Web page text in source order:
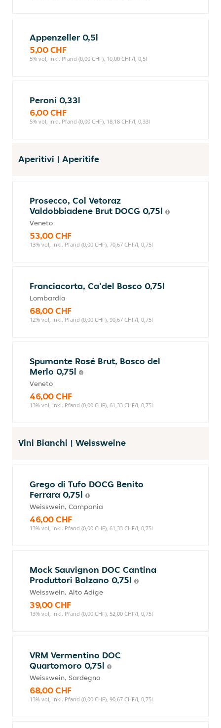
Appenzeller 0,5l
5,00 CHF
5% vol, inkl. Pfand (0,00 CHF), 10,00 CHF/l, 0,5l
Peroni 0,33l
6,00 CHF
5% vol, inkl. Pfand (0,00 CHF), 18,18 CHF/l, 0,33l
Aperitivi | Aperitife
Prosecco, Col Vetoraz
Valdobbiadene Brut DOCG 0,75l
Veneto
53,00 CHF
13% vol, inkl. Pfand (0,00 CHF), 70,67 CHF/l, 0,75l
Franciacorta, Ca'del Bosco 0,75l
Lombardia
68,00 CHF
12% vol, inkl. Pfand (0,00 CHF), 90,67 CHF/l, 0,75l
Spumante Rosé Brut, Bosco del
Merlo 0,75l
Veneto
46,00 CHF
13% vol, inkl. Pfand (0,00 CHF), 61,33 CHF/l, 0,75l
Vini Bianchi | Weissweine
Grego di Tufo DOCG Benito
Ferrara 0,75l
Weisswein, Campania
46,00 CHF
13% vol, inkl. Pfand (0,00 CHF), 61,33 CHF/l, 0,75l
Mock Sauvignon DOC Cantina
Produttori Bolzano 0,75l
Weisswein, Alto Adige
39,00 CHF
13% vol, inkl. Pfand (0,00 CHF), 52,00 CHF/l, 0,75l
VRM Vermentino DOC
Quartomoro 0,75l
Weisswein, Sardegna
68,00 CHF
13% vol, inkl. Pfand (0,00 CHF), 90,67 CHF/l, 0,75l